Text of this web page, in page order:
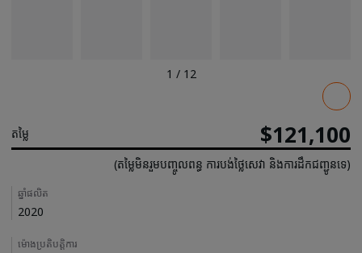
1 / 12
តម្លៃ $121,100
(តម្លៃមិនរួមបញ្ចូលពន្ធ ការបង់ថ្លៃសេវា និងការដឹកជញ្ជូនទេ)
Details
ឆ្នាំផលិត
2020
ម៉ោងប្រតិបត្តិការ